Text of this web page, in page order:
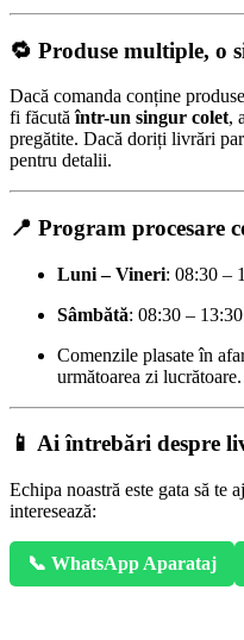
🔁 Produse multiple, o
Dacă comanda conține
fi făcutăîntr-un singur colet,
pregătite. Dacă doriți livrări
pentru detalii.
📍 Program procesare
Luni – Vineri: 08:30 –
Sâmbătă: 08:30 – 13:30
Comenzile plasate în
următoarea zi lucrătoare.
📱 Ai întrebări despre
Echipa noastră este gata să te
interesează:
📞 WhatsApp Aparataj